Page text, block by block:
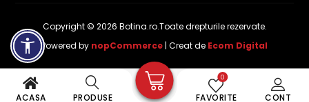
ACASA PRODUSE CONT
FAVORITE
0
Copyright © 2026 Botina.ro.Toate drepturile rezervate.
Powered by nopCommerce | Creat de Ecom Digital